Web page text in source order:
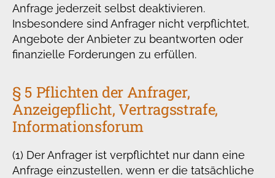
Anfrage jederzeit selbst deaktivieren.
Insbesondere sind Anfrager nicht verpflichtet,
Angebote der Anbieter zu beantworten oder
finanzielle Forderungen zu erfüllen.
§ 5 Pflichten der Anfrager,
Anzeigepflicht, Vertragsstrafe,
Informationsforum
(1) Der Anfrager ist verpflichtet nur dann eine
Anfrage einzustellen, wenn er die tatsächliche